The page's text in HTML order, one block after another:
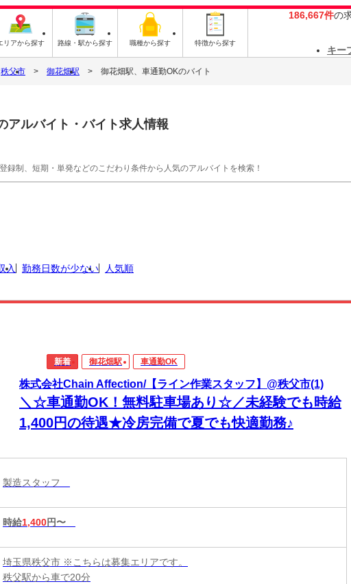
リアから探す 路線・駅から探す 職種から探す 特徴から探す
186,667件の
キー
秩父市 御花畑駅 御花畑駅、車通勤OKのバイト
アルバイト・バイト求人情報
録制、短期・単発などのこだわり条件から人気のアルバイトを検索！
入 勤務日数が少ない 人気順
新着 御花畑駅 車通勤OK
株式会社Chain Affection/【ライン作業スタッフ】@秩父市(1)
＼☆車通勤OK！無料駐車場あり☆／未経験でも時給
1,400円の待遇★冷房完備で夏でも快適勤務♪
製造スタッフ
時給1,400円〜
埼玉県秩父市 ※こちらは募集エリアです。
秩父駅から車で20分